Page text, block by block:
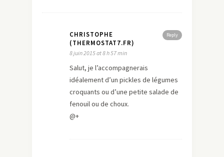
Reply
CHRISTOPHE
(THERMOSTAT7.FR)
8 juin 2015 at 8 h 57 min
Salut, je l’accompagnerais
idéalement d’un pickles de légumes
croquants ou d’une petite salade de
fenouil ou de choux.
@+